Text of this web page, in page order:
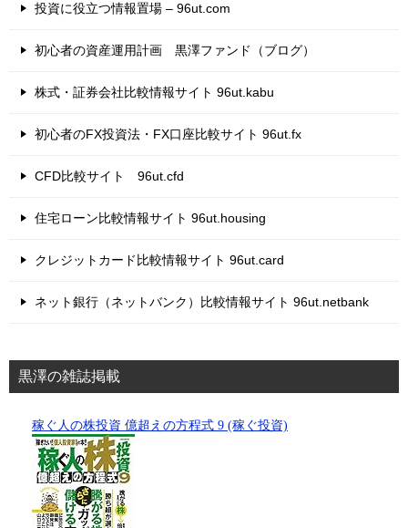
投資に役立つ情報置場 – 96ut.com
初心者の資産運用計画 黒澤ファンド（ブログ）
株式・証券会社比較情報サイト 96ut.kabu
初心者のFX投資法・FX口座比較サイト 96ut.fx
CFD比較サイト 96ut.cfd
住宅ローン比較情報サイト 96ut.housing
クレジットカード比較情報サイト 96ut.card
ネット銀行（ネットバンク）比較情報サイト 96ut.netbank
黒澤の雑誌掲載
稼ぐ人の株投資 億超えの方程式 9 (稼ぐ投資)